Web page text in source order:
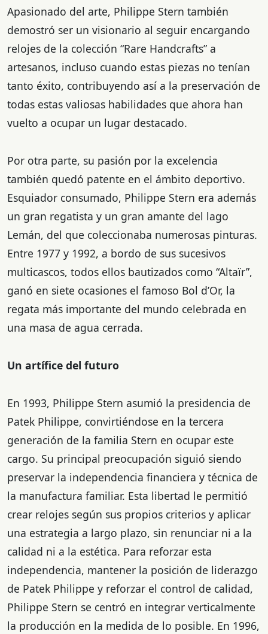
Apasionado del arte, Philippe Stern también
demostró ser un visionario al seguir encargando
relojes de la colección “Rare Handcrafts” a
artesanos, incluso cuando estas piezas no tenían
tanto éxito, contribuyendo así a la preservación de
todas estas valiosas habilidades que ahora han
vuelto a ocupar un lugar destacado.
Por otra parte, su pasión por la excelencia
también quedó patente en el ámbito deportivo.
Esquiador consumado, Philippe Stern era además
un gran regatista y un gran amante del lago
Lemán, del que coleccionaba numerosas pinturas.
Entre 1977 y 1992, a bordo de sus sucesivos
multicascos, todos ellos bautizados como “Altaïr”,
ganó en siete ocasiones el famoso Bol d’Or, la
regata más importante del mundo celebrada en
una masa de agua cerrada.
Un artífice del futuro
En 1993, Philippe Stern asumió la presidencia de
Patek Philippe, convirtiéndose en la tercera
generación de la familia Stern en ocupar este
cargo. Su principal preocupación siguió siendo
preservar la independencia financiera y técnica de
la manufactura familiar. Esta libertad le permitió
crear relojes según sus propios criterios y aplicar
una estrategia a largo plazo, sin renunciar ni a la
calidad ni a la estética. Para reforzar esta
independencia, mantener la posición de liderazgo
de Patek Philippe y reforzar el control de calidad,
Philippe Stern se centró en integrar verticalmente
la producción en la medida de lo posible. En 1996,